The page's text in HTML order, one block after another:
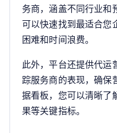
务商，涵盖不同行业和
可以快速找到最适合您
困难和时间浪费。
此外，平台还提供代运
踪服务商的表现，确保
据看板，您可以清晰了
果等关键指标。